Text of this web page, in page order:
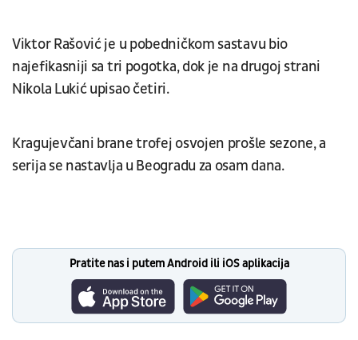
Viktor Rašović je u pobedničkom sastavu bio
najefikasniji sa tri pogotka, dok je na drugoj strani
Nikola Lukić upisao četiri.
Kragujevčani brane trofej osvojen prošle sezone, a
serija se nastavlja u Beogradu za osam dana.
Pratite nas i putem Android ili iOS aplikacija